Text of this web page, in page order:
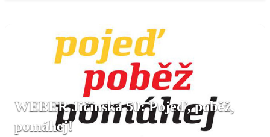
WEBER Jičínská 50: Pojeď, poběž,
pomáhej!